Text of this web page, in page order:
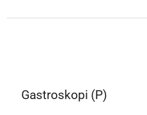
Gastroskopi (P)